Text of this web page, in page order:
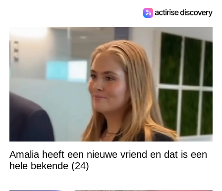
Amalia heeft een nieuwe vriend en dat is een
hele bekende (24)